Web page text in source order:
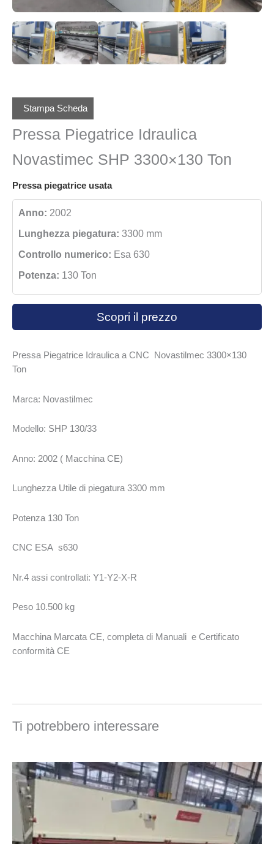
Stampa Scheda
Pressa Piegatrice Idraulica
Novastimec SHP 3300×130 Ton
Pressa piegatrice usata
Anno: 2002
Lunghezza piegatura: 3300 mm
Controllo numerico: Esa 630
Potenza: 130 Ton
Scopri il prezzo
Pressa Piegatrice Idraulica a CNC Novastilmec 3300×130
Ton
Marca: Novastilmec
Modello: SHP 130/33
Anno: 2002 ( Macchina CE)
Lunghezza Utile di piegatura 3300 mm
Potenza 130 Ton
CNC ESA s630
Nr.4 assi controllati: Y1-Y2-X-R
Peso 10.500 kg
Macchina Marcata CE, completa di Manuali e Certificato
conformità CE
Ti potrebbero interessare